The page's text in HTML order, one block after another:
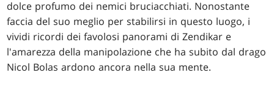
dolce profumo dei nemici bruciacchiati. Nonostante
faccia del suo meglio per stabilirsi in questo luogo, i
vividi ricordi dei favolosi panorami di Zendikar e
l'amarezza della manipolazione che ha subito dal drago
Nicol Bolas ardono ancora nella sua mente.